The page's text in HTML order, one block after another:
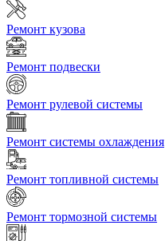
Ремонт кузова
Ремонт подвески
Ремонт рулевой системы
Ремонт системы охлаждения
Ремонт топливной системы
Ремонт тормозной системы